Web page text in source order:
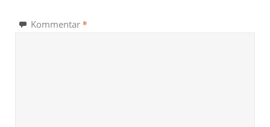
Kommentar *